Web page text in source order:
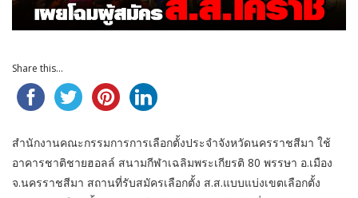
Share this...
สำนักงานคณะกรรมการการเลือกตั้งประจำจังหวัดนครราชสีมา ใช้
อาคารชาติชายฮอลล์ สนามกีฬาเฉลิมพระเกียรติ 80 พรรษา อ.เมือง
จ.นครราชสีมา สถานที่รับสมัครเลือกตั้ง ส.ส.แบบแบ่งเขตเลือกตั้ง